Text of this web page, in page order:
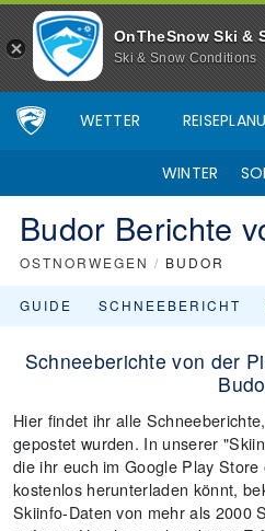
OnTheSnow Ski &
Ski & Snow Conditions
WETTER
WINTER
Budor Berichte
OSTNORWEGEN / BUDOR
GUIDE SCHNEEBERICHT
Schneeberichte von der
Hier findet ihr alle
gepostet wurden. In unserer
die ihr euch im Google Play
kostenlos herunterladen könnt,
Skiinfo-Daten von mehr als 2000